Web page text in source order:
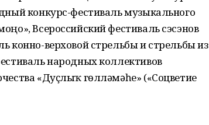
конкурс-фестиваль музыкального
Всероссийский фестиваль сэсэнов
конно-верховой стрельбы и стрельбы из
народных коллективов
«Дуҫлыҡ гөлләмәһе» («Соцветие